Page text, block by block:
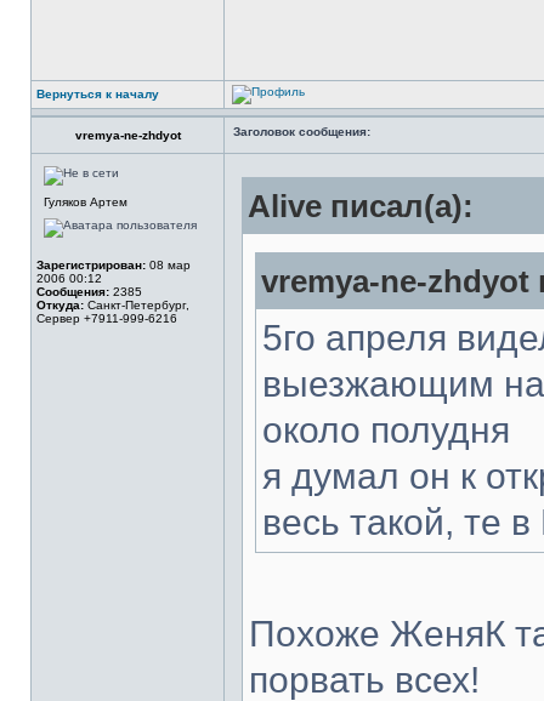
Вернуться к началу
vremya-ne-zhdyot Заголовок сообщения:
Гуляков Артем
Зарегистрирован: 08 мар
2006 00:12
Сообщения: 2385
Откуда: Санкт-Петербург,
Сервер +7911-999-6216
Alive писал(а):
vremya-ne-zhdyot
5го апреля
выезжающим
около полудня
я думал он к
весь такой, те
Похоже ЖеняК
порвать всех!